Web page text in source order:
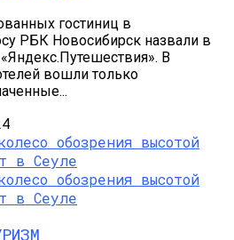
гостиниц в
РБК Новосибирск назвали в
В
вошли только